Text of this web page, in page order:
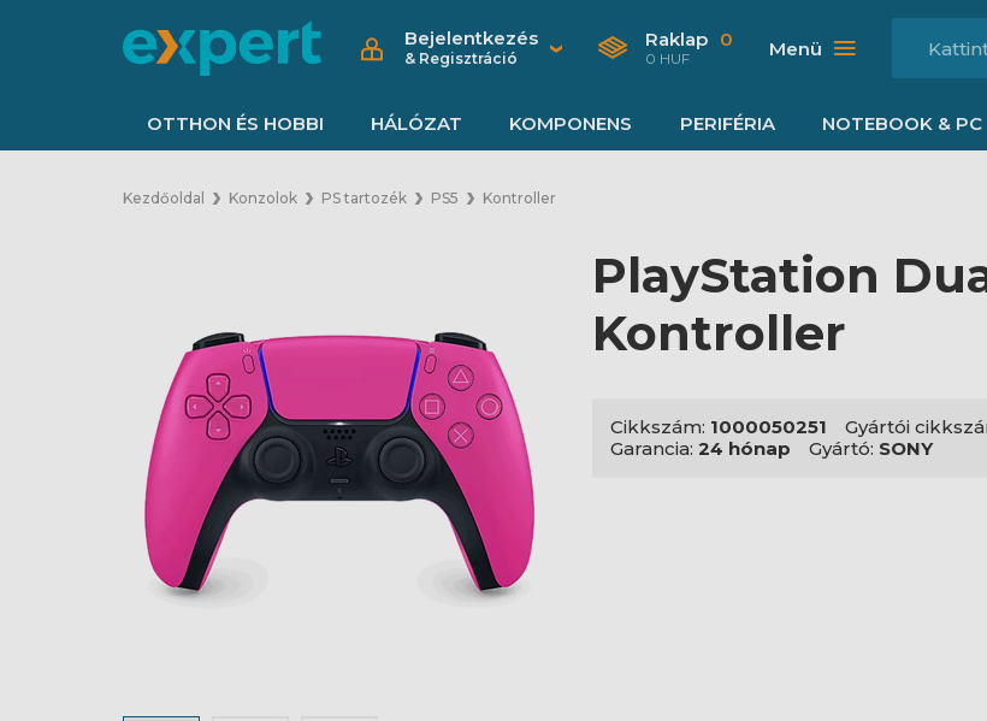
Bejelentkezés
& Regisztráció
Raklap 0
0 HUF Menü
OTTHON ÉS HOBBI HÁLÓZAT KOMPONENS PERIFÉRIA NOTEBOOK & PC
Kezdőoldal Konzolok PS tartozék PS5 Kontroller
PlayStation
Kontroller
Cikkszám: 1000050251 Gyártói
Garancia: 24 hónap Gyártó: SONY